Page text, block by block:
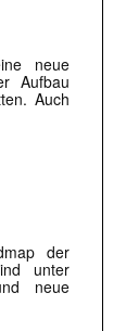
neue
Aufbau
Auch
der
unter
neue